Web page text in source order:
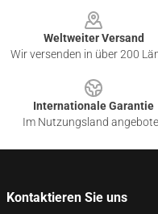
Weltweiter Versand
Wir versenden in über 200
Internationale Garantie
Im Nutzungsland
Kontaktieren Sie uns